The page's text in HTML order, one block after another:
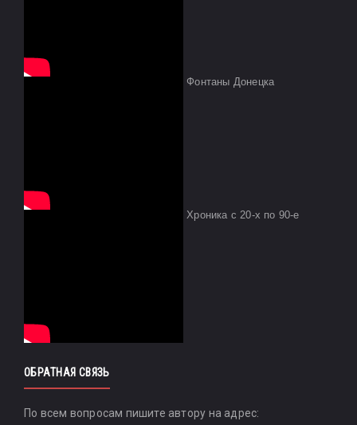
Фонтаны Донецка
Хроника с 20-х по 90-е
ОБРАТНАЯ СВЯЗЬ
По всем вопросам пишите автору на адрес: